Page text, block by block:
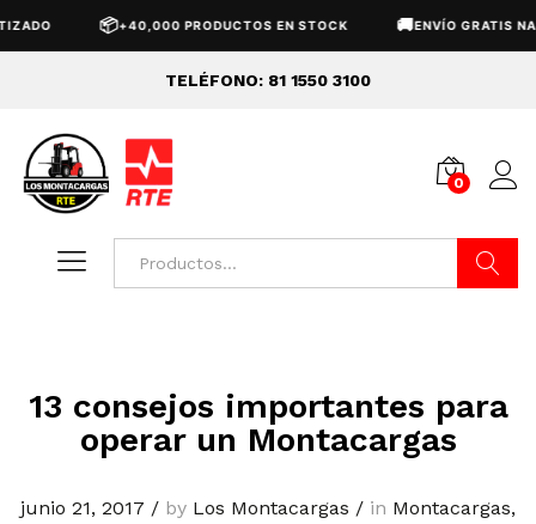
+40,000 PRODUCTOS EN STOCK ENVÍO GRATIS
TELÉFONO: 81 1550 3100
0
13 consejos importantes para
operar un Montacargas
junio 21, 2017 / by Los Montacargas / in Montacargas,